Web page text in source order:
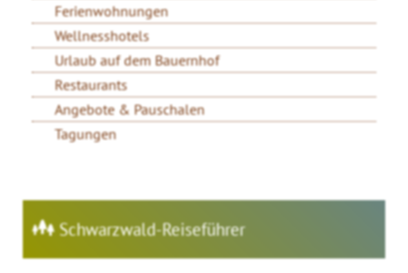
Ferienwohnungen
Wellnesshotels
Urlaub auf dem Bauernhof
Restaurants
Angebote & Pauschalen
Tagungen
Schwarzwald-Reiseführer